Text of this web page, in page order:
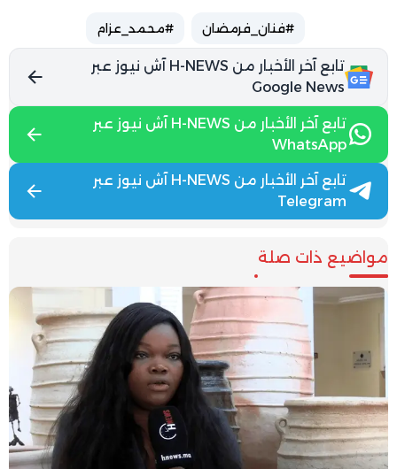
#فنان_فرمضان #محمد_عزام
تابع آخر الأخبار من H-NEWS آش نيوز عبر
Google News
تابع آخر الأخبار من H-NEWS آش نيوز عبر
WhatsApp
تابع آخر الأخبار من H-NEWS آش نيوز عبر
Telegram
مواضيع ذات صلة